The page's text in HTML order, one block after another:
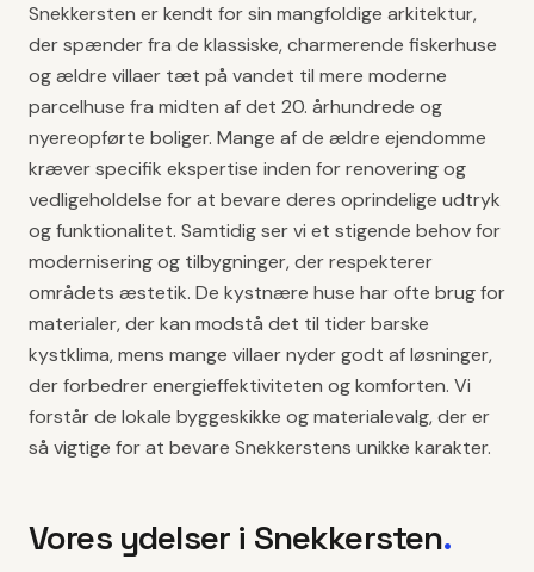
Snekkersten er kendt for sin mangfoldige arkitektur,
der spænder fra de klassiske, charmerende fiskerhuse
og ældre villaer tæt på vandet til mere moderne
parcelhuse fra midten af det 20. århundrede og
nyereopførte boliger. Mange af de ældre ejendomme
kræver specifik ekspertise inden for renovering og
vedligeholdelse for at bevare deres oprindelige udtryk
og funktionalitet. Samtidig ser vi et stigende behov for
modernisering og tilbygninger, der respekterer
områdets æstetik. De kystnære huse har ofte brug for
materialer, der kan modstå det til tider barske
kystklima, mens mange villaer nyder godt af løsninger,
der forbedrer energieffektiviteten og komforten. Vi
forstår de lokale byggeskikke og materialevalg, der er
så vigtige for at bevare Snekkerstens unikke karakter.
Vores ydelser i Snekkersten.